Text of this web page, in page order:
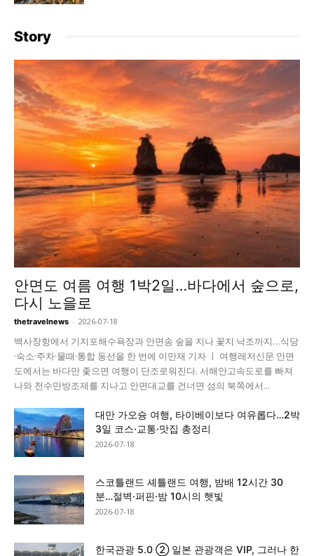
Story
안면도 여름 여행 1박2일…바다에서 숲으로,
다시 노을로
thetravelnews - 2026-07-18
백사장항에서 기지포해수욕장과 안면송 숲을 지나 꽃지 낙조까지…식당
·숙소·주차·물때·통합 동선을 한 번에 이만재 기자 ㅣ 여행레저신문 안면
도에서는 바다만 좇으면 여행이 단조로워진다. 서해안고속도로를 빠져
나와 천수만방조제를 지나고 안면대교를 건너면 섬의 북쪽에서...
대만 가오슝 여행, 타이베이보다 여유롭다…2박
3일 코스·교통·맛집 총정리
2026-07-18
스코틀랜드 셰틀랜드 여행, 밤배 12시간 30
분…절벽·퍼핀·밤 10시의 햇빛
2026-07-18
한국관광 5.0 ② 일본 관광객은 VIP, 그러나 한